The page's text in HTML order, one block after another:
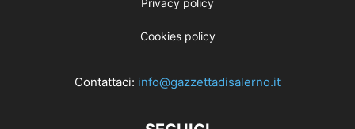
Privacy policy
Cookies policy
Contattaci: info@gazzettadisalerno.it